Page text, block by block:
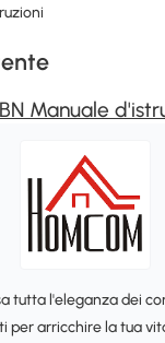
Manuale
tutta l'eleganza dei
per arricchire la tua